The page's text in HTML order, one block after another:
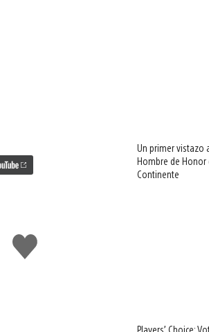
Me
gusta
Un primer vistazo
Hombre de Honor
Continente
Players’ Choice: